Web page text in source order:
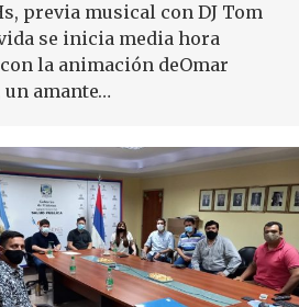
previa musical con DJ Tom
se inicia media hora
la animación deOmar
un amante…